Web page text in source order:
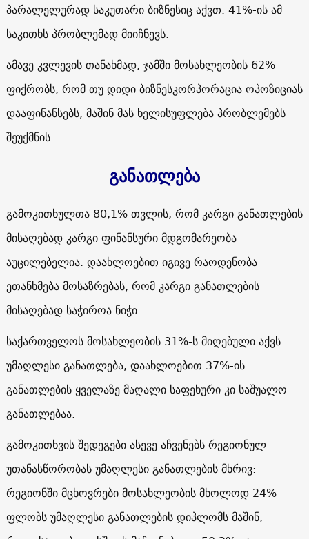
პარალელურად საკუთარი ბიზნესიც აქვთ. 41%-ის ამ
საკითხს პრობლემად მიიჩნევს.
ამავე კვლევის თანახმად, ჯამში მოსახლეობის 62%
ფიქრობს, რომ თუ დიდი ბიზნესკორპორაცია ოპოზიციას
დააფინანსებს, მაშინ მას ხელისუფლება პრობლემებს
შეუქმნის.
განათლება
გამოკითხულთა 80,1% თვლის, რომ კარგი განათლების
მისაღებად კარგი ფინანსური მდგომარეობა
აუცილებელია. დაახლოებით იგივე რაოდენობა
ეთანხმება მოსაზრებას, რომ კარგი განათლების
მისაღებად საჭიროა ნიჭი.
საქართველოს მოსახლეობის 31%-ს მიღებული აქვს
უმაღლესი განათლება, დაახლოებით 37%-ის
განათლების ყველაზე მაღალი საფეხური კი საშუალო
განათლებაა.
გამოკითხვის შედეგები ასევე აჩვენებს რეგიონულ
უთანასწორობას უმაღლესი განათლების მხრივ:
რეგიონში მცხოვრები მოსახლეობის მხოლოდ 24%
ფლობს უმაღლესი განათლების დიპლომს მაშინ,